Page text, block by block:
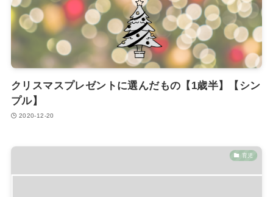
クリスマスプレゼントに選んだもの【1歳半】【シン
プル】
2020-12-20
育児